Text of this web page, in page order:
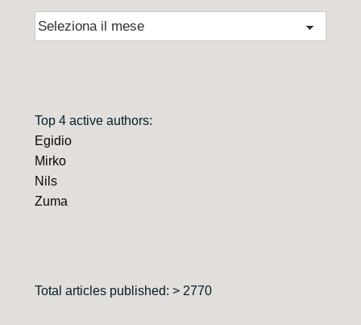
Archivio
Top 4 active authors:
Egidio
Mirko
Nils
Zuma
Total articles published: > 2770